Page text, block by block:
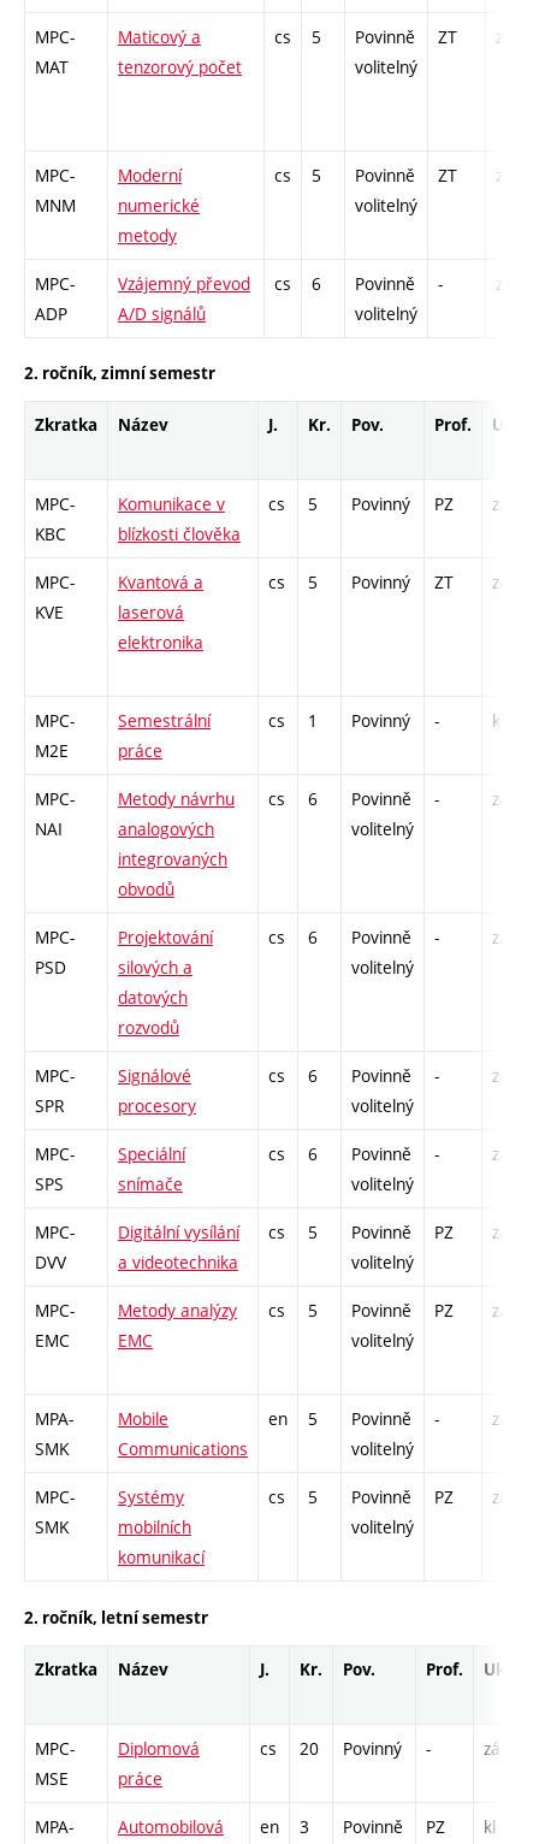
MPC-
MAT
Maticový a
tenzorový počet
cs 5
Povinně
volitelný
ZT zá,zk
MPC-
MNM
Moderní
numerické
metody
cs 5
Povinně
volitelný
ZT zá,zk
MPC-
ADP
Vzájemný převod
A/D signálů
cs 6
Povinně
volitelný
- zá,zk
2. ročník, zimní semestr
Zkratka Název J. Kr. Pov. Prof. Uk.
MPC-
KBC
Komunikace v
blízkosti člověka
cs 5 Povinný PZ zá,zk
MPC-
KVE
Kvantová a
laserová
elektronika
cs 5 Povinný ZT zá,zk
MPC-
M2E
Semestrální
práce
cs 1 Povinný - kl
MPC-
NAI
Metody návrhu
analogových
integrovaných
obvodů
cs 6
Povinně
volitelný
- zá,zk
MPC-
PSD
Projektování
silových a
datových
rozvodů
cs 6
Povinně
volitelný
- zá,zk
MPC-
SPR
Signálové
procesory
cs 6
Povinně
volitelný
- zá,zk
MPC-
SPS
Speciální
snímače
cs 6
Povinně
volitelný
- zá,zk
MPC-
DVV
Digitální vysílání
a videotechnika
cs 5
Povinně
volitelný
PZ zá,zk
MPC-
EMC
Metody analýzy
EMC
cs 5
Povinně
volitelný
PZ zá,zk
MPA-
SMK
Mobile
Communications
en 5
Povinně
volitelný
- zá,zk
MPC-
SMK
Systémy
mobilních
komunikací
cs 5
Povinně
volitelný
PZ zá,zk
2. ročník, letní semestr
Zkratka Název J. Kr. Pov. Prof. Uk.
MPC-
MSE
Diplomová
práce
cs 20 Povinný - zá
MPA-
Automobilová
en 3
Povinně
PZ kl